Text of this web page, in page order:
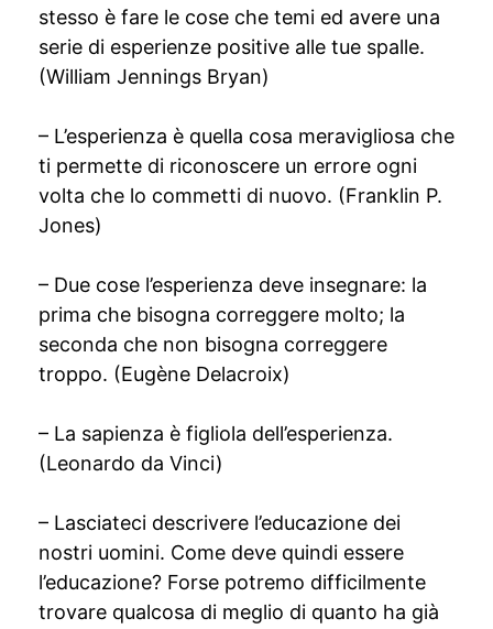
stesso è fare le cose che temi ed avere una
serie di esperienze positive alle tue spalle.
(William Jennings Bryan)
– L’esperienza è quella cosa meravigliosa che
ti permette di riconoscere un errore ogni
volta che lo commetti di nuovo. (Franklin P.
Jones)
– Due cose l’esperienza deve insegnare: la
prima che bisogna correggere molto; la
seconda che non bisogna correggere
troppo. (Eugène Delacroix)
– La sapienza è figliola dell’esperienza.
(Leonardo da Vinci)
– Lasciateci descrivere l’educazione dei
nostri uomini. Come deve quindi essere
l’educazione? Forse potremo difficilmente
trovare qualcosa di meglio di quanto ha già